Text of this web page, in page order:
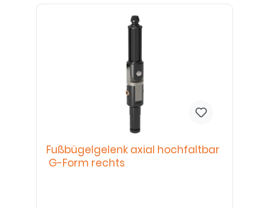
Fußbügelgelenk axial hochfaltbar
G-Form rechts